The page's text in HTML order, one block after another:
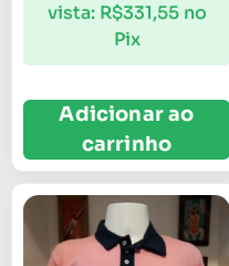
vista: R$331,55 no
Pix
Adicionar ao
carrinho